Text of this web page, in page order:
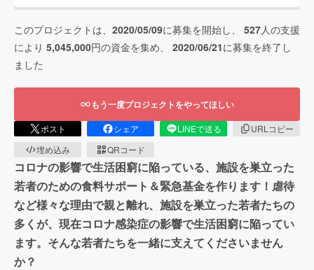
このプロジェクトは、 2020/05/09に募集を開始し、 527人の支援
により 5,045,000円の資金を集め、 2020/06/21に募集を終了し
ました
もう一度プロジェクトをやってほしい
ポスト シェア LINEで送る
URLコピー
埋め込み
QRコード
コロナの影響で生活困窮に陥っている、施設を巣立った
若者のための食料サポート＆緊急基金を作ります！虐待
など様々な理由で親と離れ、施設を巣立った若者たちの
多くが、現在コロナ感染症の影響で生活困窮に陥ってい
ます。そんな若者たちを一緒に支えてくださいません
か？